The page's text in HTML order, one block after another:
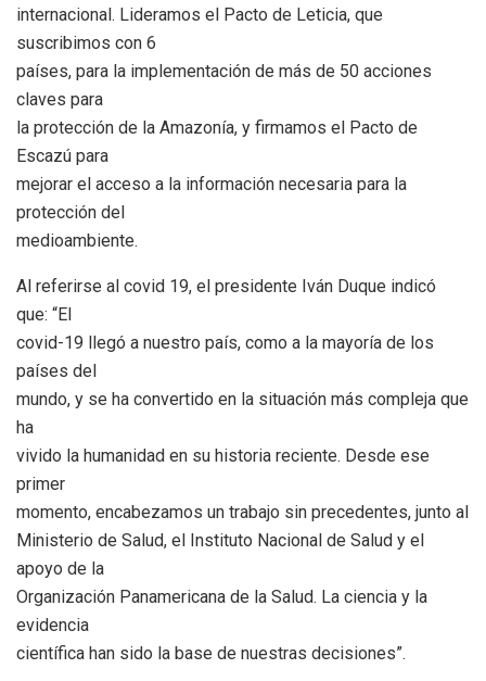
internacional. Lideramos el Pacto de Leticia, que
suscribimos con 6
países, para la implementación de más de 50 acciones
claves para
la protección de la Amazonía, y firmamos el Pacto de
Escazú para
mejorar el acceso a la información necesaria para la
protección del
medioambiente.
Al referirse al covid 19, el presidente Iván Duque indicó
que: “El
covid-19 llegó a nuestro país, como a la mayoría de los
países del
mundo, y se ha convertido en la situación más compleja que
ha
vivido la humanidad en su historia reciente. Desde ese
primer
momento, encabezamos un trabajo sin precedentes, junto al
Ministerio de Salud, el Instituto Nacional de Salud y el
apoyo de la
Organización Panamericana de la Salud. La ciencia y la
evidencia
científica han sido la base de nuestras decisiones”.